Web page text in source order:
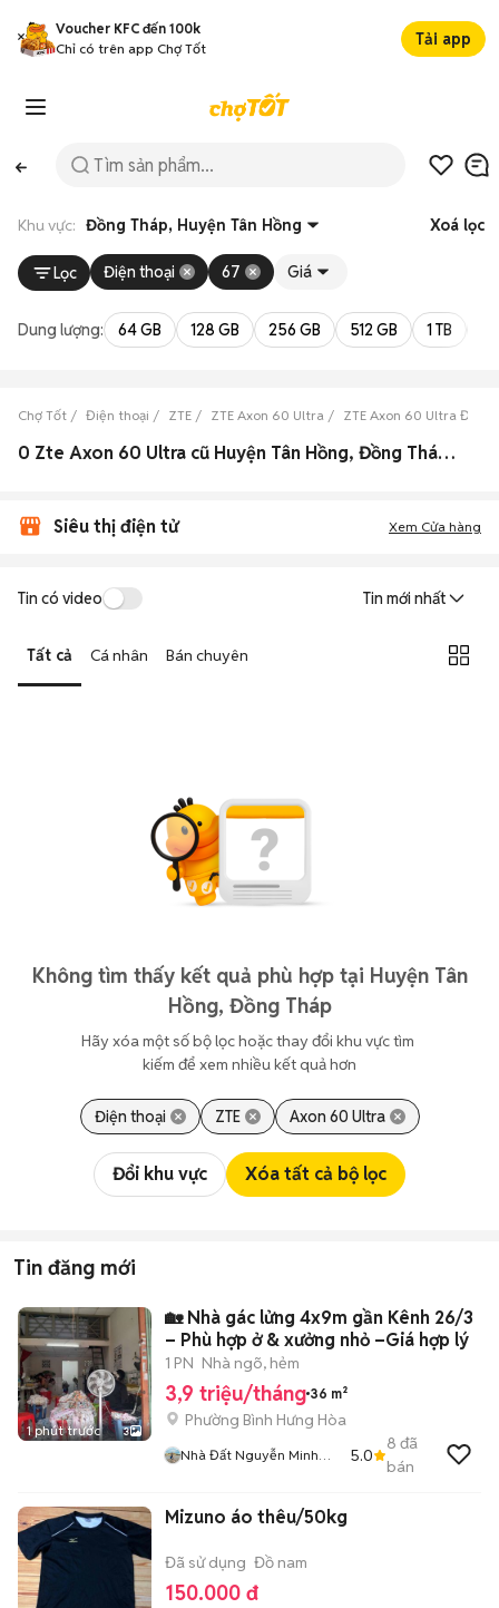
Voucher KFC đến 100k
Chỉ có trên app Chợ Tốt
Tải app
Khu vực: Đồng Tháp, Huyện Tân Hồng Xoá lọc
Lọc Điện thoại 67 Giá
Dung lượng: 64 GB 128 GB 256 GB 512 GB 1 TB
Chợ Tốt Điện thoại ZTE ZTE Axon 60 Ultra ZTE Axon 60 Ultra Đồng
0 Zte Axon 60 Ultra cũ Huyện Tân Hồng, Đồng Tháp đẹp
Siêu thị điện tử Xem Cửa hàng
Tin có video Tin mới nhất
Tất cả Cá nhân Bán chuyên
Không tìm thấy kết quả phù hợp tại Huyện Tân
Hồng, Đồng Tháp
Hãy xóa một số bộ lọc hoặc thay đổi khu vực tìm
kiếm để xem nhiều kết quả hơn
Điện thoại ZTE Axon 60 Ultra
Đổi khu vực Xóa tất cả bộ lọc
Tin đăng mới
1 phút trước 3
🏡 Nhà gác lửng 4x9m gần Kênh 26/3
– Phù hợp ở & xưởng nhỏ –Giá hợp lý
1 PN Nhà ngõ, hẻm
3,9 triệu/tháng 36 m²
Phường Bình Hưng Hòa
Nhà Đất Nguyễn Minh
5.0
8 đã
bán
Mizuno áo thêu/50kg
Đã sử dụng Đồ nam
150.000 đ